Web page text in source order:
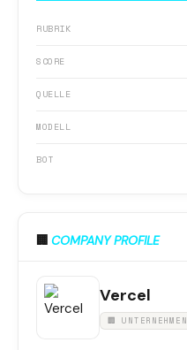
RUBRIK
SCORE
QUELLE
MODELL
BOT
🏢 COMPANY PROFILE
Vercel
🏢 UNTERNEHMEN